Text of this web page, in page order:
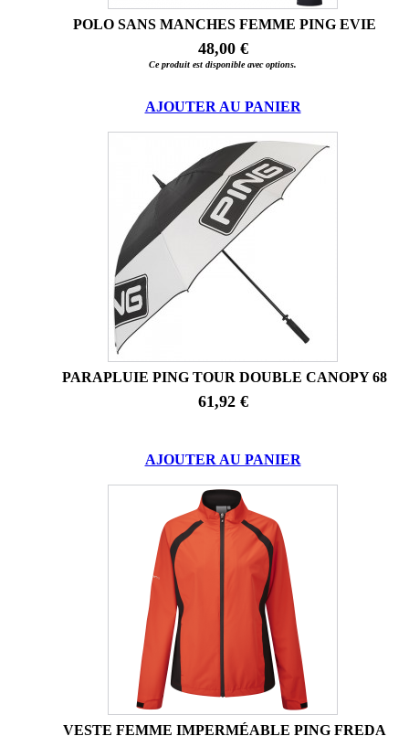
POLO SANS MANCHES FEMME PING EVIE
48,00 €
Ce produit est disponible avec options.
AJOUTER AU PANIER
PARAPLUIE PING TOUR DOUBLE CANOPY 68
61,92 €
AJOUTER AU PANIER
VESTE FEMME IMPERMÉABLE PING FREDA